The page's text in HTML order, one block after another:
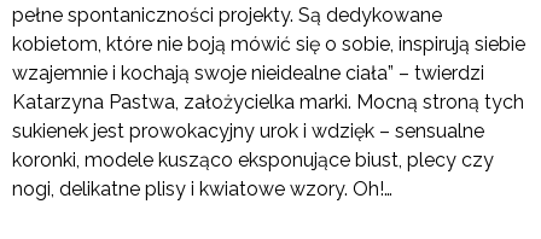
pełne spontaniczności projekty. Są dedykowane
kobietom, które nie boją mówić się o sobie, inspirują siebie
wzajemnie i kochają swoje nieidealne ciała” – twierdzi
Katarzyna Pastwa, założycielka marki. Mocną stroną tych
sukienek jest prowokacyjny urok i wdzięk – sensualne
koronki, modele kusząco eksponujące biust, plecy czy
nogi, delikatne plisy i kwiatowe wzory. Oh!…